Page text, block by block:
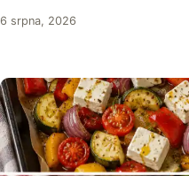
6 srpna, 2026